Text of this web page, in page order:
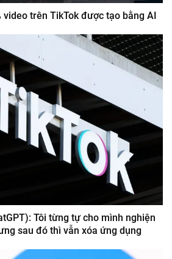
video trên TikTok được tạo bằng AI
Tôi từng tự cho mình nghiện
sau đó thì vẫn xóa ứng dụng